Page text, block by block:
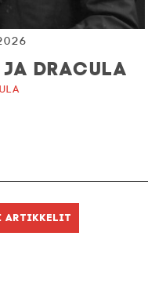
JA DRACULA
artikkelit